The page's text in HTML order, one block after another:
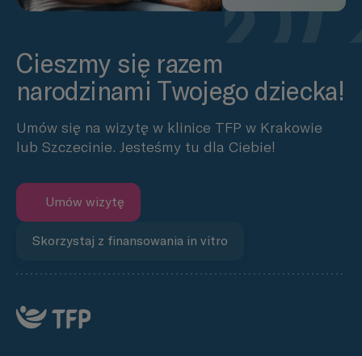
Cieszmy się razem
narodzinami Twojego dziecka!
Umów się na wizytę w klinice TFP w Krakowie
lub Szczecinie. Jesteśmy tu dla Ciebie!
Umów wizytę
Skorzystaj z finansowania in vitro